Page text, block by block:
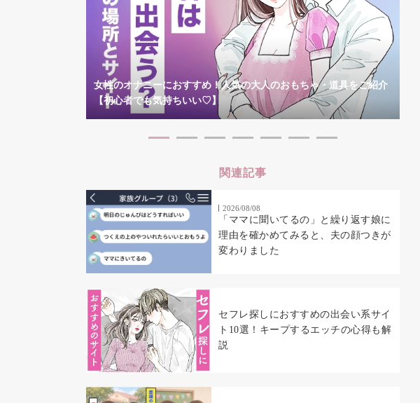
女性のオナニーにおすすめ！人気の大人のおもちゃ・道具をご紹介
【初心者でも気持ちいい♡】
関連記事
2026/08/08
「ママに聞いてるの」と繰り返す娘に
理由を確かめてみると、夫の顔つきが
変わりました
セフレ探しにおすすめの出会い系サイ
ト10選！キープするエッチの心得も解
説